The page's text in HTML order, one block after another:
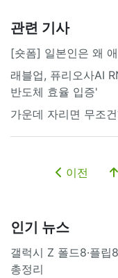
관련 기사
[숏폼] 일본인은 왜
래블업, 퓨리오사AI
반도체 효율 입증'
가운데 자리면 무조
이전
인기 뉴스
갤럭시 Z 폴드8·플
총정리